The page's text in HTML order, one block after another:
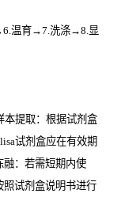
温育→7.洗涤→8.显
本提取：根据试剂盒
试剂盒应在有效期
融：若需短期内使
照试剂盒说明书进行